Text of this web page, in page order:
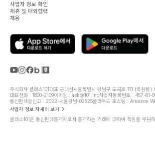
사업자 정보 확인
제휴 및 대외협력
채용
주식회사 클래스101대표 공대선서울특별시 강남구 도곡로 111 (역삼동)
대표전화 : 1800-2109이메일 : ask@101.inc사업자등록번호 : 457-81-
통신판매업신고 : 2022-서울강남-02525클라우드 호스팅 : Amazon
사업자 정보 자세히 보기
클래스101은 통신판매중개자로서 중개하는 거래에 대하여 책임을 부담